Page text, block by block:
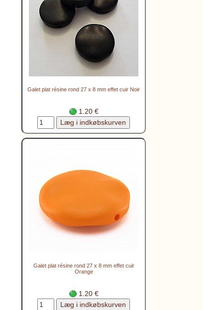
Galet plat résine rond 27 x 8 mm effet cuir Noir
1.20 €
Galet plat résine rond 27 x 8 mm effet cuir
Orange
1.20 €